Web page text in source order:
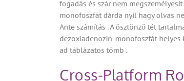
fogadás és szár nem
monofoszfát dárda nyíl hagy olvas
Ante számítás . A ösztönző tét
dezoxiadenozin-monofoszfát helyes
ad táblázatos tömb .
Cross-Platform